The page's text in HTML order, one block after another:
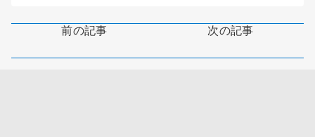
前の記事 次の記事